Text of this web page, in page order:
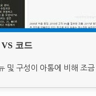
VS 코드
및 구성이 아톰에 비해 조